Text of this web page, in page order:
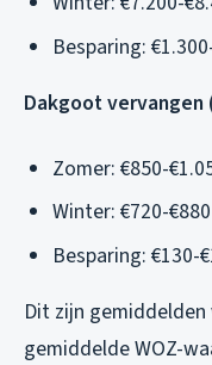
Besparing:
Dakgoot vervangen
Zomer: €850-
Winter: €720-€880
Besparing: €130-
Dit zijn
gemiddelde WOZ-